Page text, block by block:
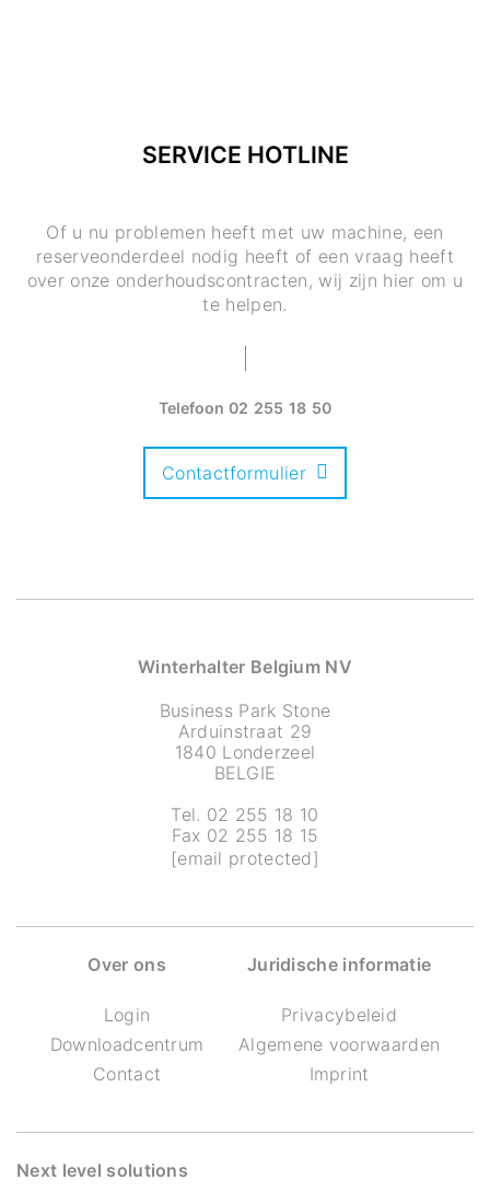
SERVICE HOTLINE
Of u nu problemen heeft met uw machine, een
reserveonderdeel nodig heeft of een vraag heeft
over onze onderhoudscontracten, wij zijn hier om u
te helpen.
Telefoon 02 255 18 50
Contactformulier
Winterhalter Belgium NV
Business Park Stone
Arduinstraat 29
1840 Londerzeel
BELGIE
Tel. 02 255 18 10
Fax 02 255 18 15
[email protected]
Over ons
Login
Downloadcentrum
Contact
Juridische informatie
Privacybeleid
Algemene voorwaarden
Imprint
Next level solutions